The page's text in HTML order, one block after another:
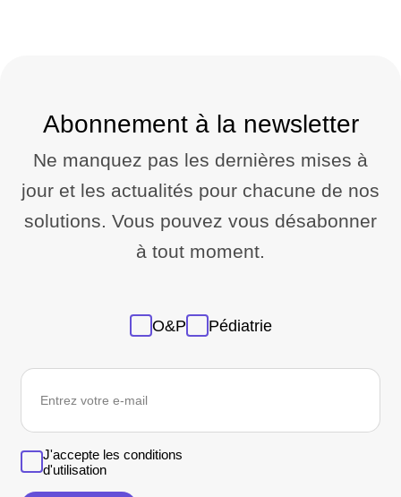
Abonnement à la newsletter
Ne manquez pas les dernières mises à
jour et les actualités pour chacune de nos
solutions. Vous pouvez vous désabonner
à tout moment.
O&P Pédiatrie
J'accepte les conditions
d'utilisation
newsletter